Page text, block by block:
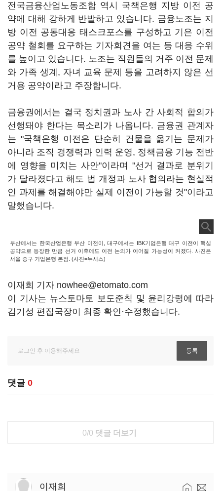
전국금융산업노동조합 역시 국책은행 지방 이전 공
약에 대해 강하게 반발하고 있습니다. 금융노조는 지
방 이전 공동대응 태스크포스를 구성하고 기은 이전
공약 철회를 요구하는 기자회견을 여는 등 대응 수위
를 높이고 있습니다. 노조는 직원들의 거주 이전 문제
와 가족 생계, 자녀 교육 문제 등을 고려하지 않은 선
거용 공약이라고 주장합니다.
금융권에서는 결국 정치권과 노사 간 사회적 합의가
선행돼야 한다는 목소리가 나옵니다. 금융권 관계자
는 "국책은행 이전은 단순히 건물을 옮기는 문제가
아니라 조직 경쟁력과 인력 운영, 정책금융 기능 전반
에 영향을 미치는 사안"이라며 "선거 결과로 분위기
가 달라졌다고 해도 법 개정과 노사 협의라는 현실적
인 과제를 해결해야만 실제 이전이 가능할 것"이라고
말했습니다.
부산에서는 한국산업은행 부산 이전이, 대구에서는 IBK기업은행 대구 이전이 핵심
공약으로 등장한 만큼 선거 이후에도 이전 논의가 이어질 가능성이 커졌다. 사진은
서울 중구 기업은행 본점. (사진=뉴시스)
이재희 기자 nowhee@etomato.com
이 기사는 뉴스토마토 보도준칙 및 윤리강령에 따라
김기성 편집국장이 최종 확인·수정했습니다.
댓글 0
0/0 댓글 더보기
이재희